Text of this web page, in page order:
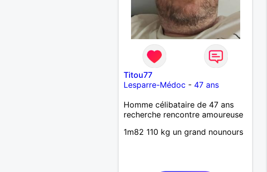
Titou77
Lesparre-Médoc - 47 ans
Homme célibataire de 47 ans
recherche rencontre amoureuse
1m82 110 kg un grand nounours